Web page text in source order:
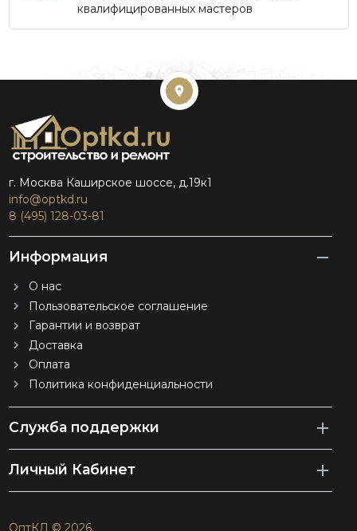
квалифицированных мастеров
г. Москва Каширское шоссе, д.19к1
info@optkd.ru
8 (495) 128-03-81
Информация
О нас
Пользовательское соглашение
Гарантии и возврат
Доставка
Оплата
Политика конфиденциальности
Служба поддержки
Личный Кабинет